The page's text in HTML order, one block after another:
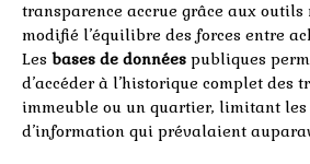
transparence accrue grâce aux outils
modifié l’équilibre des forces entre
Les bases de données publiques
d’accéder à l’historique complet des
immeuble ou un quartier, limitant les
d’information qui prévalaient